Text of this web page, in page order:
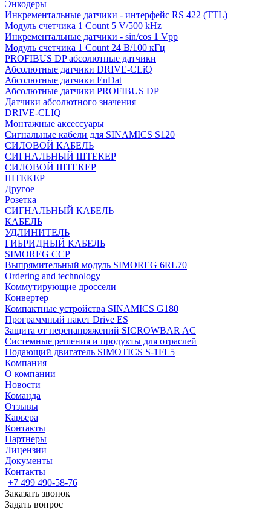
Энкодеры
Инкрементальные датчики - интерфейс RS 422 (TTL)
Модуль счетчика 1 Count 5 V/500 kHz
Инкрементальные датчики - sin/cos 1 Vpp
Модуль счетчика 1 Count 24 В/100 кГц
PROFIBUS DP абсолютные датчики
Абсолютные датчики DRIVE-CLiQ
Абсолютные датчики EnDat
Абсолютные датчики PROFIBUS DP
Датчики абсолютного значения
DRIVE-CLIQ
Монтажные аксессуары
Сигнальные кабели для SINAMICS S120
СИЛОВОЙ КАБЕЛЬ
СИГНАЛЬНЫЙ ШТЕКЕР
СИЛОВОЙ ШТЕКЕР
ШТЕКЕР
Другое
Розетка
СИГНАЛЬНЫЙ КАБЕЛЬ
КАБЕЛЬ
УДЛИНИТЕЛЬ
ГИБРИДНЫЙ КАБЕЛЬ
SIMOREG CCP
Выпрямительный модуль SIMOREG 6RL70
Ordering and technology
Коммутирующие дроссели
Конвертер
Компактные устройства SINAMICS G180
Программный пакет Drive ES
Защита от перенапряжений SICROWBAR AC
Системные решения и продукты для отраслей
Подающий двигатель SIMOTICS S-1FL5
Компания
О компании
Новости
Команда
Отзывы
Карьера
Контакты
Партнеры
Лицензии
Документы
Контакты
+7 499 490-58-76
Заказать звонок
Задать вопрос